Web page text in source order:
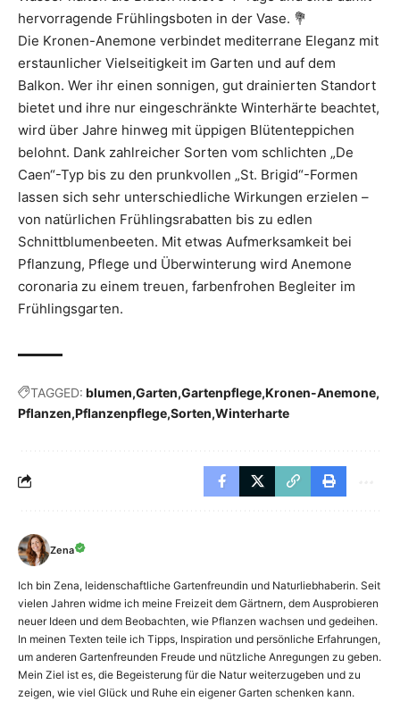
hervorragende Frühlingsboten in der Vase. 💐
Die Kronen-Anemone verbindet mediterrane Eleganz mit
erstaunlicher Vielseitigkeit im Garten und auf dem
Balkon. Wer ihr einen sonnigen, gut drainierten Standort
bietet und ihre nur eingeschränkte Winterhärte beachtet,
wird über Jahre hinweg mit üppigen Blütenteppichen
belohnt. Dank zahlreicher Sorten vom schlichten „De
Caen“-Typ bis zu den prunkvollen „St. Brigid“-Formen
lassen sich sehr unterschiedliche Wirkungen erzielen –
von natürlichen Frühlingsrabatten bis zu edlen
Schnittblumenbeeten. Mit etwas Aufmerksamkeit bei
Pflanzung, Pflege und Überwinterung wird Anemone
coronaria zu einem treuen, farbenfrohen Begleiter im
Frühlingsgarten.
TAGGED: blumen Garten Gartenpflege Kronen-Anemone
Pflanzen Pflanzenpflege Sorten Winterharte
Zena
Ich bin Zena, leidenschaftliche Gartenfreundin und Naturliebhaberin. Seit
vielen Jahren widme ich meine Freizeit dem Gärtnern, dem Ausprobieren
neuer Ideen und dem Beobachten, wie Pflanzen wachsen und gedeihen.
In meinen Texten teile ich Tipps, Inspiration und persönliche Erfahrungen,
um anderen Gartenfreunden Freude und nützliche Anregungen zu geben.
Mein Ziel ist es, die Begeisterung für die Natur weiterzugeben und zu
zeigen, wie viel Glück und Ruhe ein eigener Garten schenken kann.